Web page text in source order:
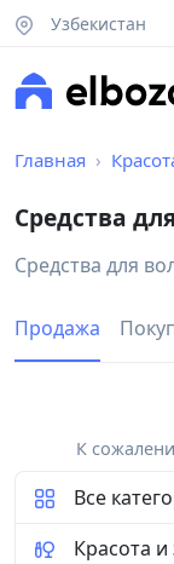
Узбекистан
Главная
Средства
Средства для
Продажа
К
Все
Красота